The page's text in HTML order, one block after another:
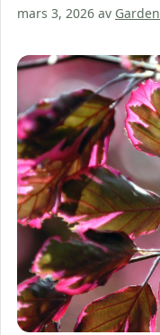
mars 3, 2026 av